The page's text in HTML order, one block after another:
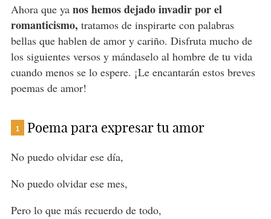
Ahora que yanos hemos dejado invadir por el
romanticismo, tratamos de inspirarte con palabras
bellas que hablen de amor y cariño. Disfruta mucho de
los siguientes versos y mándaselo al hombre de tu vida
cuando menos se lo espere. ¡Le encantarán estos breves
poemas de amor!
1 Poema para expresar tu amor
No puedo olvidar ese día,
No puedo olvidar ese mes,
Pero lo que más recuerdo de todo,